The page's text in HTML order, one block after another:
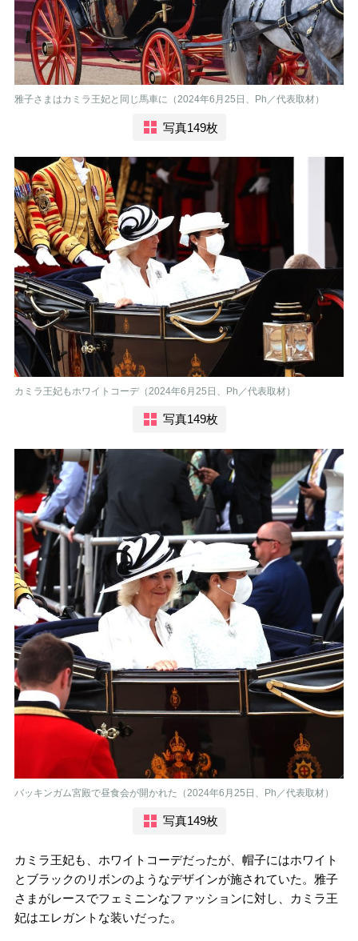
雅子さまはカミラ王妃と同じ馬車に（2024年6月25日、Ph／代表取材）
写真149枚
カミラ王妃もホワイトコーデ（2024年6月25日、Ph／代表取材）
写真149枚
バッキンガム宮殿で昼食会が開かれた（2024年6月25日、Ph／代表取材）
写真149枚
カミラ王妃も、ホワイトコーデだったが、帽子にはホワイト
とブラックのリボンのようなデザインが施されていた。雅子
さまがレースでフェミニンなファッションに対し、カミラ王
妃はエレガントな装いだった。